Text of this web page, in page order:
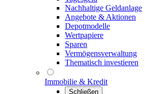
Nachhaltige Geldanlage
Angebote & Aktionen
Depotmodelle
Wertpapiere
Sparen
Vermögensverwaltung
Thematisch investieren
Immobilie & Kredit
Schließen